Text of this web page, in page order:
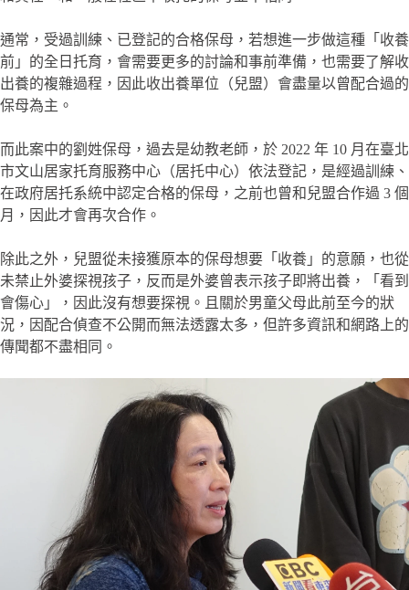
通常，受過訓練、已登記的合格保母，若想進一步做這種「收養
前」的全日托育，會需要更多的討論和事前準備，也需要了解收
出養的複雜過程，因此收出養單位（兒盟）會盡量以曾配合過的
保母為主。
而此案中的劉姓保母，過去是幼教老師，於 2022 年 10 月在臺北
市文山居家托育服務中心（居托中心）依法登記，是經過訓練、
在政府居托系統中認定合格的保母，之前也曾和兒盟合作過 3 個
月，因此才會再次合作。
除此之外，兒盟從未接獲原本的保母想要「收養」的意願，也從
未禁止外婆探視孩子，反而是外婆曾表示孩子即將出養，「看到
會傷心」，因此沒有想要探視。且關於男童父母此前至今的狀
況，因配合偵查不公開而無法透露太多，但許多資訊和網路上的
傳聞都不盡相同。